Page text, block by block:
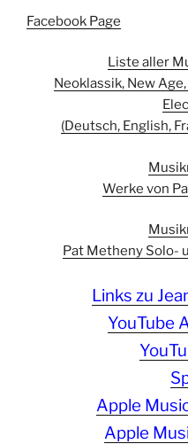
Facebook Page
Liste aller
Neoklassik, New
(Deutsch, English,
Werke von
Pat Metheny Solo-
Links zu
YouTube
Apple
Apple